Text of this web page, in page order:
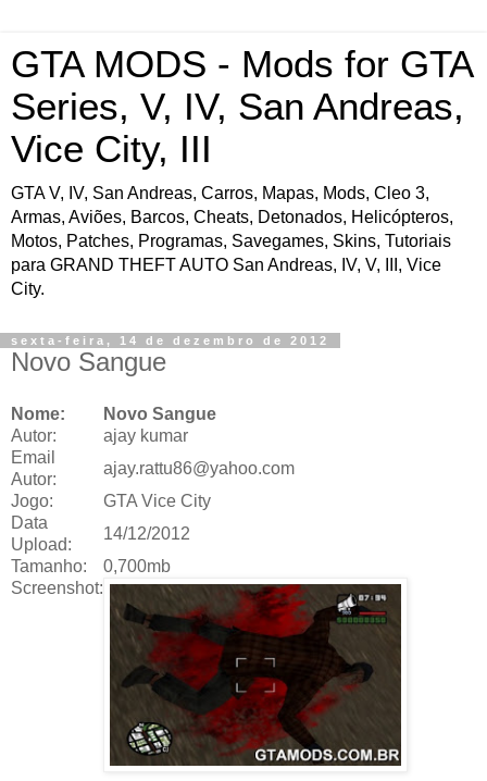
GTA MODS - Mods for GTA
Series, V, IV, San Andreas,
Vice City, III
GTA V, IV, San Andreas, Carros, Mapas, Mods, Cleo 3,
Armas, Aviões, Barcos, Cheats, Detonados, Helicópteros,
Motos, Patches, Programas, Savegames, Skins, Tutoriais
para GRAND THEFT AUTO San Andreas, IV, V, III, Vice
City.
sexta-feira, 14 de dezembro de 2012
Novo Sangue
Nome:
Novo Sangue
Autor:
ajay kumar
Email
Autor:
ajay.rattu86@yahoo.com
Jogo:
GTA Vice City
Data
Upload:
14/12/2012
Tamanho:
0,700mb
Screenshot: